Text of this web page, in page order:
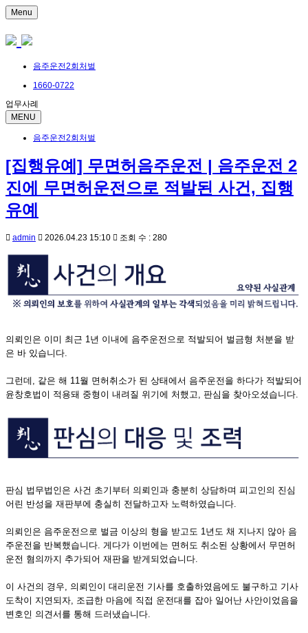
Menu
음주운전2회처벌
1660-0722
업무사례
MENU
음주운전2회처벌
[집행유예] 무면허음주운전 | 음주운전 2
진에 무면허운전으로 적발된 사건, 집행
유예
admin 2026.04.23 15:10 조회 수 : 280
의뢰인은 이미 최근 1년 이내에 음주운전으로 적발되어 벌금형 처분을 받
은 바 있습니다.
그런데, 같은 해 11월 면허취소가 된 상태에서 음주운전을 하다가 적발되어
윤창호법이 적용돼 중형이 내려질 위기에 처했고, 판심을 찾아오셨습니다.
판심 법무법인은 사건 초기부터 의뢰인과 충분히 상담하며 피고인의 진심
어린 반성을 재판부에 충실히 전달하고자 노력하였습니다.
의뢰인은 음주운전으로 벌금 이상의 형을 받고도 1년도 채 지나지 않아 음
주운전을 반복했습니다. 게다가 이번에는 면허도 취소된 상황에서 무면허
운전 혐의까지 추가되어 재판을 받게되었습니다.
이 사건의 경우, 의뢰인이 대리운전 기사를 호출하였음에도 불구하고 기사
도착이 지연되자, 조급한 마음에 직접 운전대를 잡아 일어난 사안이었음을
변호인 의견서를 통해 드러냈습니다.